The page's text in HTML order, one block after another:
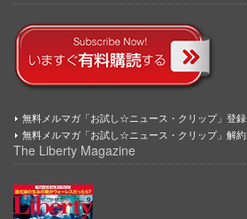
無料メルマガ「お試し☆ニュース・クリップ」登録
無料メルマガ「お試し☆ニュース・クリップ」解約
The Liberty Magazine